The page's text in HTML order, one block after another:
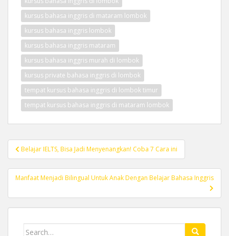
kursus bahasa inggris di mataram lombok
kursus bahasa inggris lombok
kursus bahasa inggris mataram
kursus bahasa inggris murah di lombok
kursus private bahasa inggris di lombok
tempat kursus bahasa inggris di lombok timur
tempat kursus bahasa inggris di mataram lombok
Post
navigation
Belajar IELTS, Bisa Jadi Menyenangkan! Coba 7 Cara ini
Manfaat Menjadi Bilingual Untuk Anak Dengan Belajar Bahasa Inggris
Search